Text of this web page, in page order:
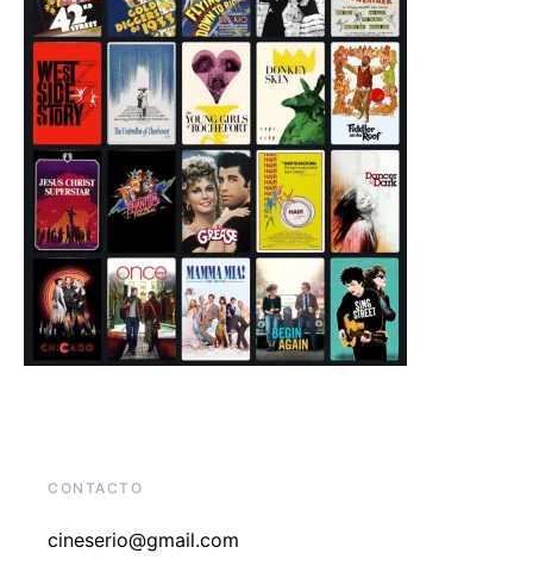
CONTACTO
cineserio@gmail.com